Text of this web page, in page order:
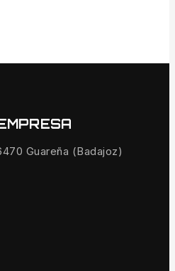
Guareña (Badajoz)